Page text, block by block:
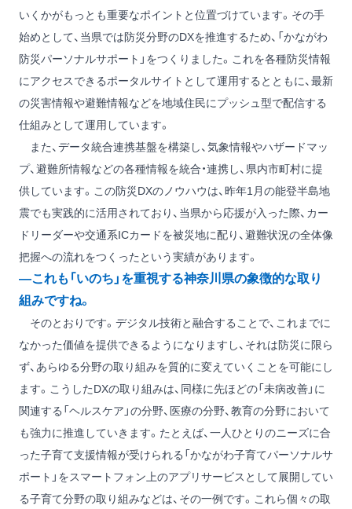
いくかがもっとも重要なポイントと位置づけています。その手
始めとして、当県では防災分野のDXを推進するため、「かながわ
防災パーソナルサポート」をつくりました。これを各種防災情報
にアクセスできるポータルサイトとして運用するとともに、最新
の災害情報や避難情報などを地域住民にプッシュ型で配信する
仕組みとして運用しています。
また、データ統合連携基盤を構築し、気象情報やハザードマッ
プ、避難所情報などの各種情報を統合・連携し、県内市町村に提
供しています。この防災DXのノウハウは、昨年1月の能登半島地
震でも実践的に活用されており、当県から応援が入った際、カー
ドリーダーや交通系ICカードを被災地に配り、避難状況の全体像
把握への流れをつくったという実績があります。
―これも「いのち」を重視する神奈川県の象徴的な取り
組みですね。
そのとおりです。デジタル技術と融合することで、これまでに
なかった価値を提供できるようになりますし、それは防災に限ら
ず、あらゆる分野の取り組みを質的に変えていくことを可能にし
ます。こうしたDXの取り組みは、同様に先ほどの「未病改善」に
関連する「ヘルスケア」の分野、医療の分野、教育の分野において
も強力に推進していきます。たとえば、一人ひとりのニーズに合
った子育て支援情報が受けられる「かながわ子育てパーソナルサ
ポート」をスマートフォン上のアプリサービスとして展開してい
る子育て分野の取り組みなどは、その一例です。これら個々の取